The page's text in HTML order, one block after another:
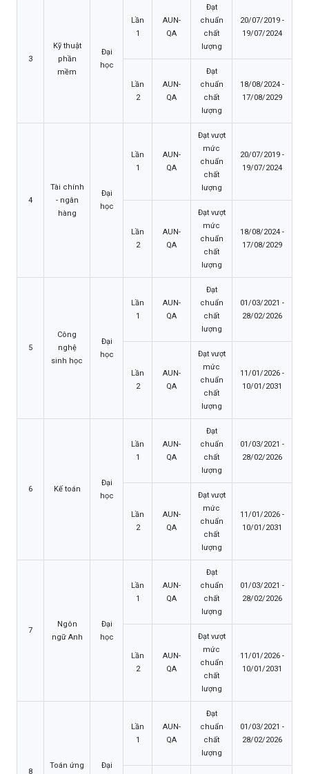
3
Kỹ thuật
phần
mềm
Đại
học
Lần
1
AUN-
QA
Đạt
chuẩn
chất
lượng
20/07/2019 -
19/07/2024
Lần
2
AUN-
QA
Đạt
chuẩn
chất
lượng
18/08/2024 -
17/08/2029
4
Tài chính
- ngân
hàng
Đại
học
Lần
1
AUN-
QA
Đạt vượt
mức
chuẩn
chất
lượng
20/07/2019 -
19/07/2024
Lần
2
AUN-
QA
Đạt vượt
mức
chuẩn
chất
lượng
18/08/2024 -
17/08/2029
5
Công
nghệ
sinh học
Đại
học
Lần
1
AUN-
QA
Đạt
chuẩn
chất
lượng
01/03/2021 -
28/02/2026
Lần
2
AUN-
QA
Đạt vượt
mức
chuẩn
chất
lượng
11/01/2026 -
10/01/2031
6 Kế toán
Đại
học
Lần
1
AUN-
QA
Đạt
chuẩn
chất
lượng
01/03/2021 -
28/02/2026
Lần
2
AUN-
QA
Đạt vượt
mức
chuẩn
chất
lượng
11/01/2026 -
10/01/2031
7
Ngôn
ngữ Anh
Đại
học
Lần
1
AUN-
QA
Đạt
chuẩn
chất
lượng
01/03/2021 -
28/02/2026
Lần
2
AUN-
QA
Đạt vượt
mức
chuẩn
chất
lượng
11/01/2026 -
10/01/2031
8
Toán ứng Đại
Lần
1
AUN-
QA
Đạt
chuẩn
chất
lượng
01/03/2021 -
28/02/2026